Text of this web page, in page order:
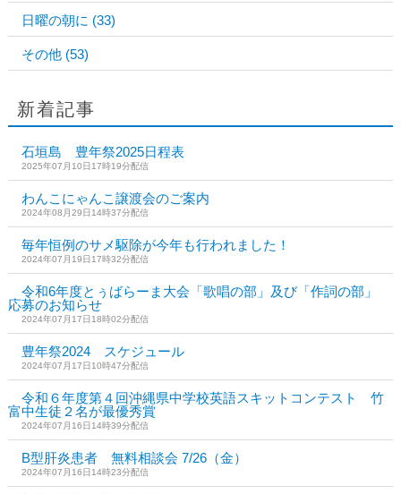
日曜の朝に (33)
その他 (53)
新着記事
石垣島 豊年祭2025日程表
2025年07月10日17時19分配信
わんこにゃんこ譲渡会のご案内
2024年08月29日14時37分配信
毎年恒例のサメ駆除が今年も行われました！
2024年07月19日17時32分配信
令和6年度とぅばらーま大会「歌唱の部」及び「作詞の部」
応募のお知らせ
2024年07月17日18時02分配信
豊年祭2024 スケジュール
2024年07月17日10時47分配信
令和６年度第４回沖縄県中学校英語スキットコンテスト 竹
富中生徒２名が最優秀賞
2024年07月16日14時39分配信
B型肝炎患者 無料相談会 7/26（金）
2024年07月16日14時23分配信